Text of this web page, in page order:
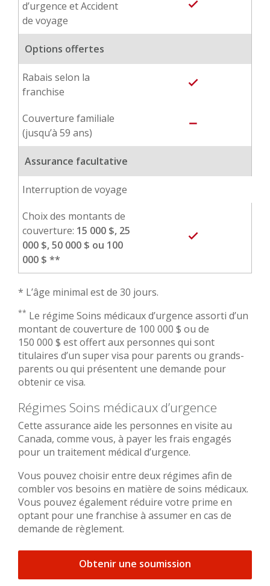
d’urgence et Accident
de voyage
done
Options offertes
Rabais selon la
franchise
done
Couverture familiale
(jusqu’à 59 ans)
remove
Assurance facultative
Interruption de voyage
Choix des montants de
couverture: 15 000 $, 25
000 $, 50 000 $ ou 100
000 $ **
done
* L’âge minimal est de 30 jours.
** Le régime Soins médicaux d’urgence assorti d’un
montant de couverture de 100 000 $ ou de
150 000 $ est offert aux personnes qui sont
titulaires d’un super visa pour parents ou grands-
parents ou qui présentent une demande pour
obtenir ce visa.
Régimes Soins médicaux d’urgence
Cette assurance aide les personnes en visite au
Canada, comme vous, à payer les frais engagés
pour un traitement médical d’urgence.
Vous pouvez choisir entre deux régimes afin de
combler vos besoins en matière de soins médicaux.
Vous pouvez également réduire votre prime en
optant pour une franchise à assumer en cas de
demande de règlement.
Obtenir une soumission